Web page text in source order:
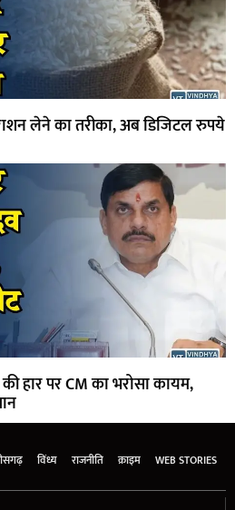
लेने का तरीका, अब डिजिटल रुपये
हार पर CM का भरोसा कायम,
विंध्य राजनीति क्राइम WEB STORIES